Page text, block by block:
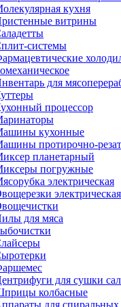
кухня
витрины
системы
для
процессор
кухонные
протирочно-
планетарный
погружные
электрическая
электрическая
для мяса
для сушки
колбасные
для спиральных